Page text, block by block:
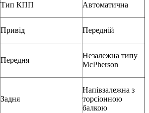
Тип КПП Автоматична
Привід Передній
Передня
Незалежна типу
McPherson
Задня
Напівзалежна з
торсіонною
балкою